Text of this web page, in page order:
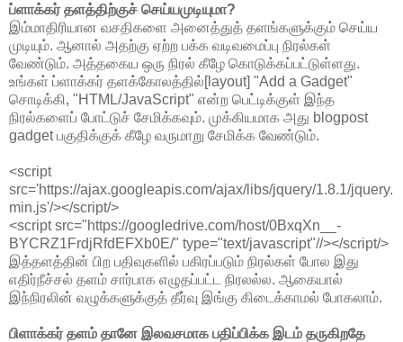
ப்ளாக்கர் தளத்திற்குச் செய்யமுடியுமா?
இம்மாதிரியான வசதிகளை அனைத்துத் தளங்களுக்கும் செய்ய
முடியும். ஆனால் அதற்கு ஏற்ற பக்க வடிவமைப்பு நிரல்கள்
வேண்டும். அத்தகைய ஒரு நிரல் கீழே கொடுக்கப்பட்டுள்ளது.
உங்கள் ப்ளாக்கர் தளக்கோலத்தில்[layout] "Add a Gadget"
சொடிக்கி, "HTML/JavaScript" என்ற பெட்டிக்குள் இந்த
நிரல்களைப் போட்டுச் சேமிக்கவும். முக்கியமாக அது blogpost
gadget பகுதிக்குக் கீழே வருமாறு சேமிக்க வேண்டும்.
<script
src='https://ajax.googleapis.com/ajax/libs/jquery/1.8.1/jquery.
min.js'/></script/>
<script src="https://googledrive.com/host/0BxqXn__-
BYCRZ1FrdjRfdEFXb0E/" type="text/javascript"//></script/>
இத்தளத்தின் பிற பதிவுகளில் பகிரப்படும் நிரல்கள் போல இது
எதிர்நீச்சல் தளம் சார்பாக எழுதப்பட்ட நிரலல்ல. ஆகையால்
இந்நிரலின் வழுக்களுக்குத் தீர்வு இங்கு கிடைக்காமல் போகலாம்.
பிளாக்கர் தளம் தானே இலவசமாக பதிப்பிக்க இடம் தருகிறதே